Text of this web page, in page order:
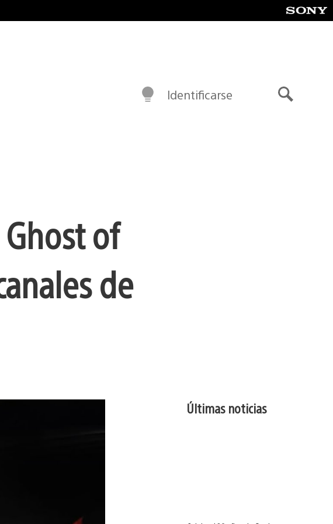
Identificarse
of
de
Últimas noticias